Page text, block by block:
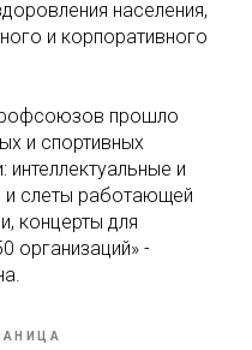
населения,
и корпоративного
прошло
и спортивных
и
и слеты работающей
концерты для
организаций» -